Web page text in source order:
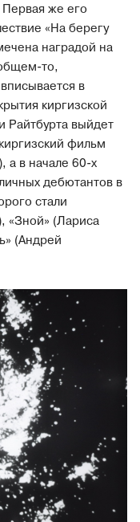
же его
«На берегу
наградой на
то,
в
киргизской
Райтбурта выйдет
фильм
а в начале 60-х
дебютантов в
стали
«Зной» (Лариса
(Андрей